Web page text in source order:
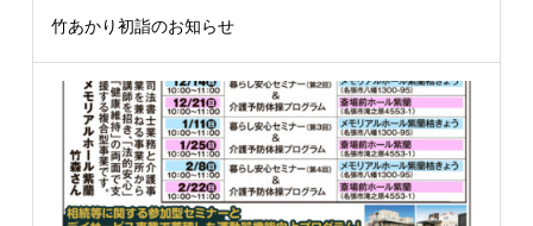
竹あかり初詣のお知らせ